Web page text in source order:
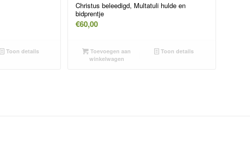
Toon details
Christus beleedigd, Multatuli hulde en
bidprentje
€60,00
Toevoegen aan
winkelwagen
Toon details